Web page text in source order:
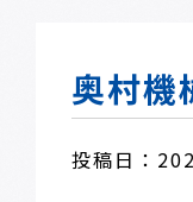
奥村機
投稿日：